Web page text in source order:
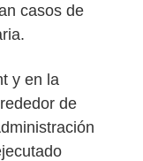
casos de
y en la
de